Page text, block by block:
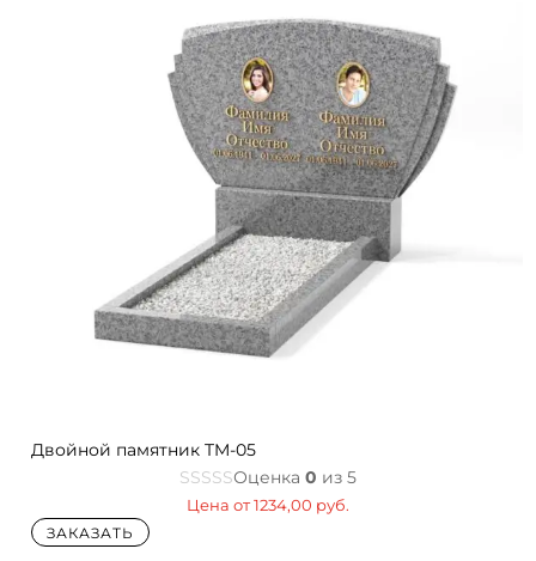
Двойной памятник TM-05
Оценка 0 из 5
Цена от1234,00 руб.
ЗАКАЗАТЬ